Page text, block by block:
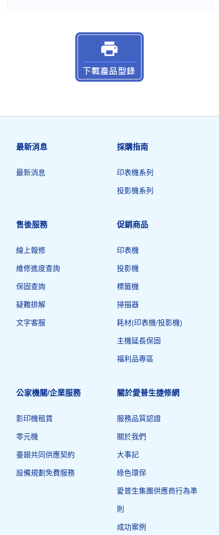
最新消息
最新消息
採購指南
印表機系列
投影機系列
售後服務
線上報修
維修進度查詢
保固查詢
疑難排解
文字客服
促銷商品
印表機​
投影機
標籤機
掃描器
耗材(印表機/投影機)
主機延長保固
福利品專區
公家機關/企業服務
影印機租賃
零元機
臺銀共同供應契約
設備規劃免費服務
關於愛普生捷修網
服務品質認證
關於我們
大事記
綠色環保
愛普生集團供應商行為準
則
成功案例